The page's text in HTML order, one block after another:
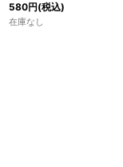
580円(税込)
在庫なし